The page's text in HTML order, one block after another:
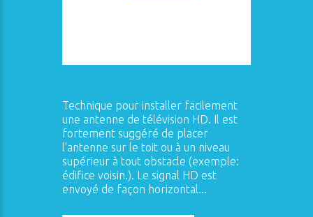
Technique pour installer facilement
une antenne de télévision HD. Il est
fortement suggéré de placer
l'antenne sur le toit ou à un niveau
supérieur à tout obstacle (exemple:
édifice voisin.). Le signal HD est
envoyé de façon horizontal...